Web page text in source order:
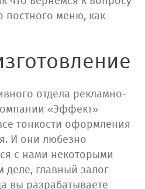
постного меню, как
отдела рекламно-
«Эффект»
тонкости оформления
И они любезно
с нами некоторыми
главный залог
вы разрабатываете